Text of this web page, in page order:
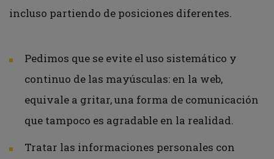
incluso partiendo de posiciones diferentes.
Pedimos que se evite el uso sistemático y
continuo de las mayúsculas: en la web,
equivale a gritar, una forma de comunicación
que tampoco es agradable en la realidad.
Tratar las informaciones personales con